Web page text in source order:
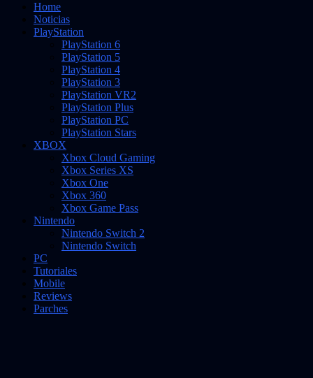
Home
Noticias
PlayStation
PlayStation 6
PlayStation 5
PlayStation 4
PlayStation 3
PlayStation VR2
PlayStation Plus
PlayStation PC
PlayStation Stars
XBOX
Xbox Cloud Gaming
Xbox Series XS
Xbox One
Xbox 360
Xbox Game Pass
Nintendo
Nintendo Switch 2
Nintendo Switch
PC
Tutoriales
Mobile
Reviews
Parches